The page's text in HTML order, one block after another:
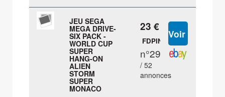
JEU SEGA
MEGA DRIVE-
SIX PACK -
WORLD CUP
SUPER
HANG-ON
ALIEN
STORM
SUPER
MONACO
23 €
FDPIN
n°29
/ 52
annonces